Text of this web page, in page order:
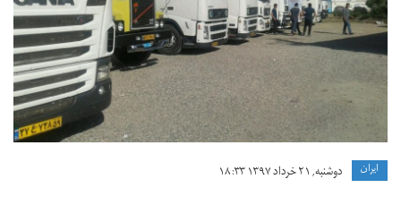
ايران دوشنبه, ۲۱ خرداد ۱۳۹۷ ۱۸:۳۳